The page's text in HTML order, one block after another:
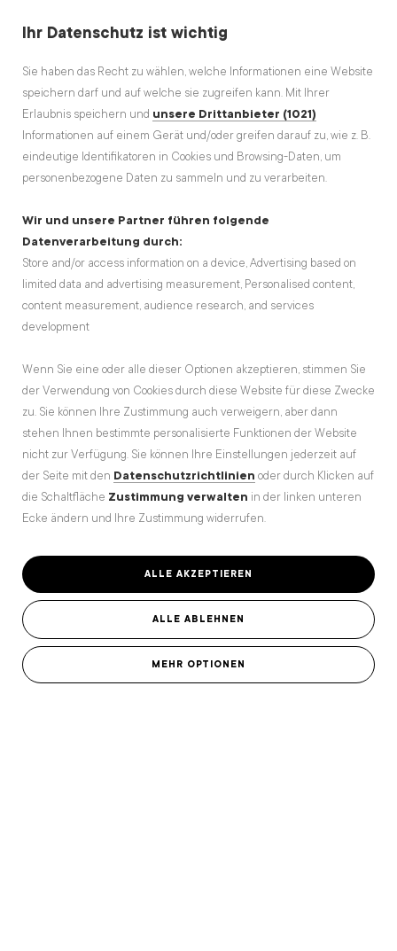
Ihr Datenschutz ist wichtig
Sie haben das Recht zu wählen, welche Informationen eine Website
speichern darf und auf welche sie zugreifen kann. Mit Ihrer
Erlaubnis speichern und unsere Drittanbieter (1021)
Informationen auf einem Gerät und/oder greifen darauf zu, wie z. B.
eindeutige Identifikatoren in Cookies und Browsing-Daten, um
personenbezogene Daten zu sammeln und zu verarbeiten.
Wir und unsere Partner führen folgende
Datenverarbeitung durch:
Store and/or access information on a device, Advertising based on
limited data and advertising measurement, Personalised content,
content measurement, audience research, and services
development
Wenn Sie eine oder alle dieser Optionen akzeptieren, stimmen Sie
der Verwendung von Cookies durch diese Website für diese Zwecke
zu. Sie können Ihre Zustimmung auch verweigern, aber dann
stehen Ihnen bestimmte personalisierte Funktionen der Website
nicht zur Verfügung. Sie können Ihre Einstellungen jederzeit auf
der Seite mit den Datenschutzrichtlinien oder durch Klicken auf
die Schaltfläche Zustimmung verwalten in der linken unteren
Ecke ändern und Ihre Zustimmung widerrufen.
ALLE AKZEPTIEREN
ALLE ABLEHNEN
MEHR OPTIONEN